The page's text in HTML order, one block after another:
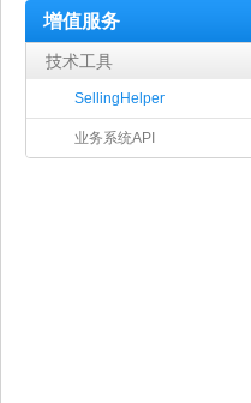
增值服务
技术工具
SellingHelper
业务系统API